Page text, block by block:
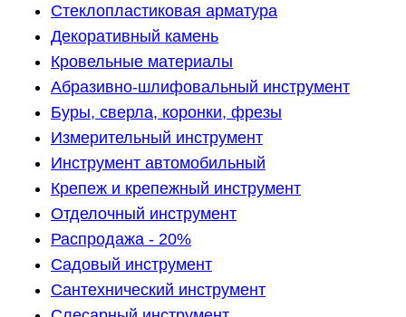
Стеклопластиковая арматура
Декоративный камень
Кровельные материалы
Абразивно-шлифовальный инструмент
Буры, сверла, коронки, фрезы
Измерительный инструмент
Инструмент автомобильный
Крепеж и крепежный инструмент
Отделочный инструмент
Распродажа - 20%
Садовый инструмент
Сантехнический инструмент